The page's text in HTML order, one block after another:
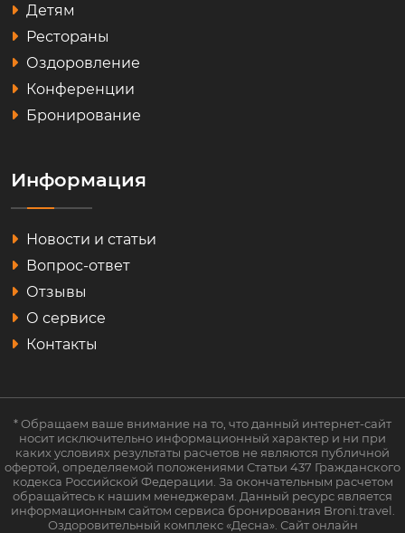
Детям
Рестораны
Оздоровление
Конференции
Бронирование
Информация
Новости и статьи
Вопрос-ответ
Отзывы
О сервисе
Контакты
* Обращаем ваше внимание на то, что данный интернет-сайт
носит исключительно информационный характер и ни при
каких условиях результаты расчетов не являются публичной
офертой, определяемой положениями Статьи 437 Гражданского
кодекса Российской Федерации. За окончательным расчетом
обращайтесь к нашим менеджерам. Данный ресурс является
информационным сайтом сервиса бронирования Broni.travel.
Оздоровительный комплекс «Десна». Сайт онлайн